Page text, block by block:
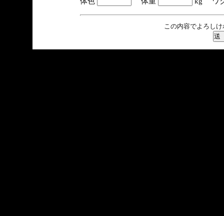
この内容でよろし